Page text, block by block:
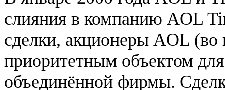
слияния в компанию AOL
сделки, акционеры AOL
приоритетным объектом
объединённой фирмы.